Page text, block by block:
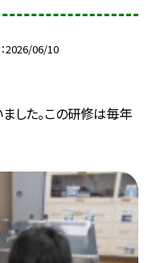
2026/06/10
した。この研修は毎年